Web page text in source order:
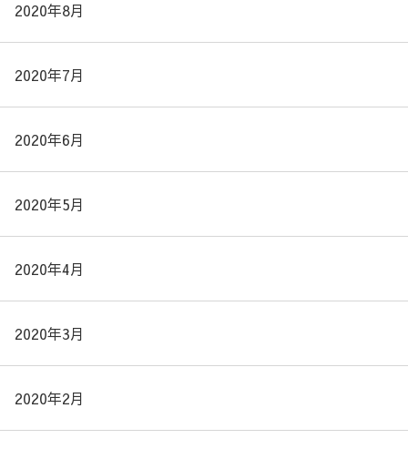
2020年8月
2020年7月
2020年6月
2020年5月
2020年4月
2020年3月
2020年2月